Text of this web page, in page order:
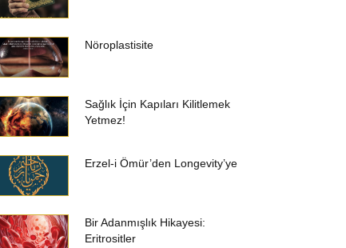
Nöroplastisite
Sağlık İçin Kapıları Kilitlemek
Yetmez!
Erzel-i Ömür’den Longevity’ye
Bir Adanmışlık Hikayesi:
Eritrositler